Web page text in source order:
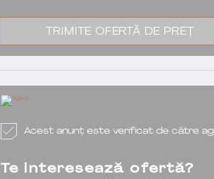
Acest anunț este verificat de către
Te interesează ofertă?
TRIMITE OFERTĂ DE PREȚ